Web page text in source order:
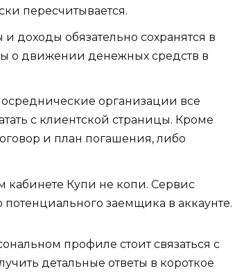
пересчитывается.
доходы обязательно сохранятся в
о движении денежных средств в
организации все
с клиентской страницы. Кроме
и план погашения, либо
Купи не копи. Сервис
заемщика в аккаунте.
профиле стоит связаться с
детальные ответы в короткое